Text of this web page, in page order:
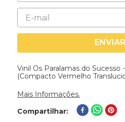
ENVIAR
Vinil Os Paralamas do Sucesso
(Compacto Vermelho
Mais Informações.
Compartilhar